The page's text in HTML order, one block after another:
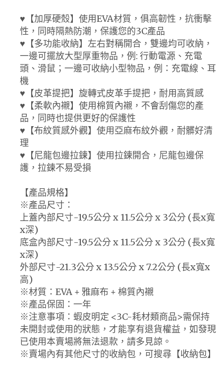
♥【加厚硬殼】使用EVA材質，俱高韌性，抗衝擊
性，同時隔熱防潮，保護您的3C產品
♥【多功能收納】左右對稱開合，雙邊均可收納，
一邊可擺放大型厚重物品，例: 行動電源、充電
頭、滑鼠；一邊可收納小型物品，例：充電線、耳
機
♥【皮革提把】旋轉式皮革手提把，耐用高質感
♥【柔軟內襯】使用棉質內襯，不會刮傷您的產
品，同時也提供更好的保護性
♥【布紋質感外觀】使用亞麻布紋外觀，耐髒好清
理
♥【尼龍包邊拉鍊】使用拉鍊開合，尼龍包邊保
護，拉鍊不易受損
【產品規格】
※產品尺寸：
上蓋內部尺寸-19.5公分 x 11.5公分 x 3公分 (長x寬
x深)
底盒內部尺寸-19.5公分 x 11.5公分 x 3公分 (長x寬
x深)
外部尺寸-21.3公分 x 13.5公分 x 7.2公分 (長x寬x
高)
※材質：EVA + 雅麻布 + 棉質內襯
※產品保固：一年
※注意事項：蝦皮明定 <3C-耗材類商品>需保持
未開封或使用的狀態，才能享有退貨權益，如發現
已使用本賣場將無法退款，請多見諒。
※賣場內有其他尺寸的收納包，可搜尋【收納包】